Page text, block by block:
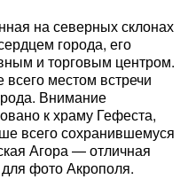
на северных склонах
города, его
и торговым центром.
местом встречи
Внимание
к храму Гефеста,
всего сохранившемуся
Агора — отличная
фото Акрополя.